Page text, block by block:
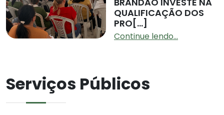
QUALIFICAÇÃO DOS
PRO[...]
Continue lendo...
Serviços Públicos